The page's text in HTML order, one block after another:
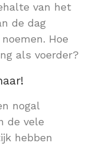
van het
de dag
Hoe
als voerder?
nogal
de vele
hebben